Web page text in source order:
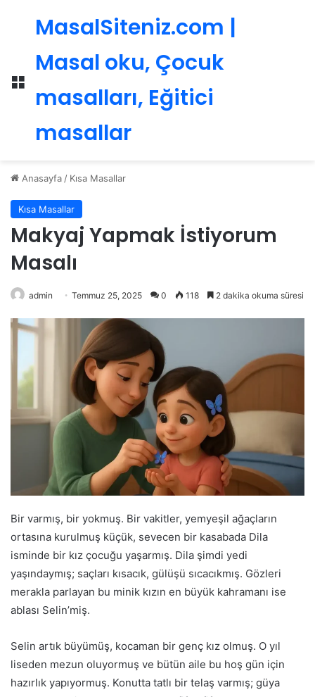
Menü
MasalSiteniz.com |
Masal oku, Çocuk
masalları, Eğitici
masallar
Anasayfa / Kısa Masallar
Kısa Masallar
Makyaj Yapmak İstiyorum
Masalı
admin Temmuz 25, 2025 0 118 2 dakika okuma süresi
Bir varmış, bir yokmuş. Bir vakitler, yemyeşil ağaçların
ortasına kurulmuş küçük, sevecen bir kasabada Dila
isminde bir kız çocuğu yaşarmış. Dila şimdi yedi
yaşındaymış; saçları kısacık, gülüşü sıcacıkmış. Gözleri
merakla parlayan bu minik kızın en büyük kahramanı ise
ablası Selin’miş.
Selin artık büyümüş, kocaman bir genç kız olmuş. O yıl
liseden mezun oluyormuş ve bütün aile bu hoş gün için
hazırlık yapıyormuş. Konutta tatlı bir telaş varmış; güya